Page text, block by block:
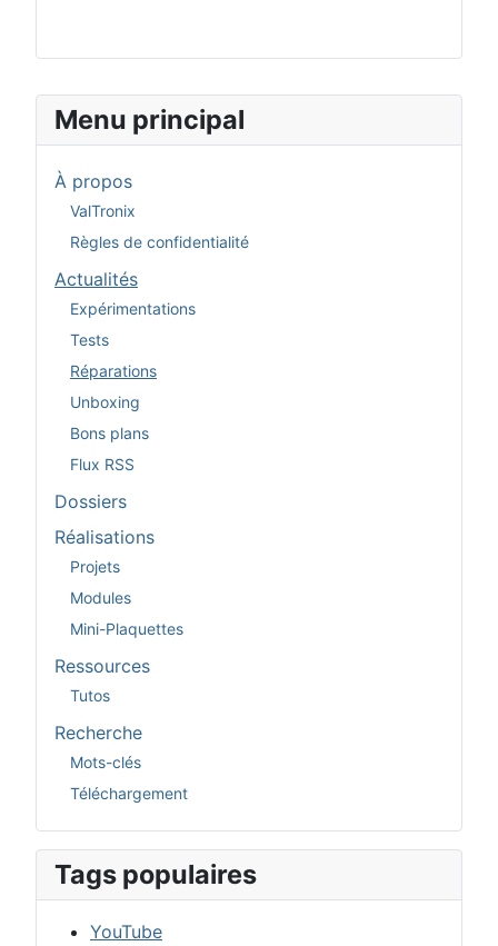
Menu principal
À propos
ValTronix
Règles de confidentialité
Actualités
Expérimentations
Tests
Réparations
Unboxing
Bons plans
Flux RSS
Dossiers
Réalisations
Projets
Modules
Mini-Plaquettes
Ressources
Tutos
Recherche
Mots-clés
Téléchargement
Tags populaires
YouTube